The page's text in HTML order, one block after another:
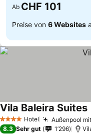
Ab CHF 101
Preise von 6 Websites
4 Sterne Hotel Außenpool
Vila Baleira Suites
8.3 Sehr gut 1’296